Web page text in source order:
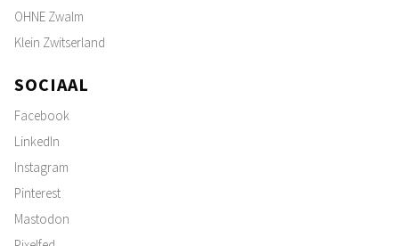
OHNE Zwalm
Klein Zwitserland
SOCIAAL
Facebook
LinkedIn
Instagram
Pinterest
Mastodon